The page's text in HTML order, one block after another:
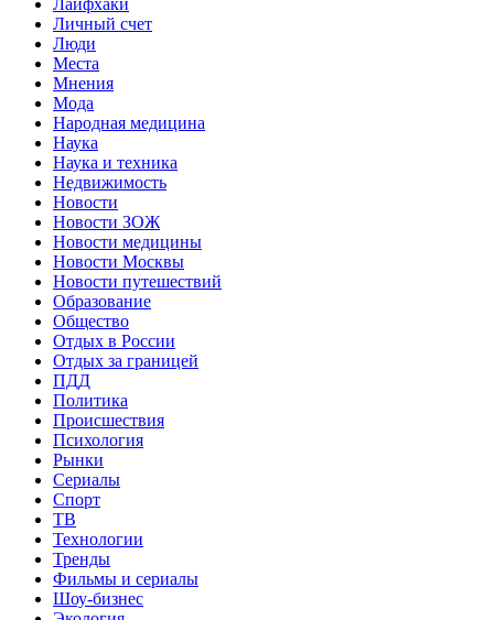
Лайфхаки
Личный счет
Люди
Места
Мнения
Мода
Народная медицина
Наука
Наука и техника
Недвижимость
Новости
Новости ЗОЖ
Новости медицины
Новости Москвы
Новости путешествий
Образование
Общество
Отдых в России
Отдых за границей
ПДД
Политика
Происшествия
Психология
Рынки
Сериалы
Спорт
ТВ
Технологии
Тренды
Фильмы и сериалы
Шоу-бизнес